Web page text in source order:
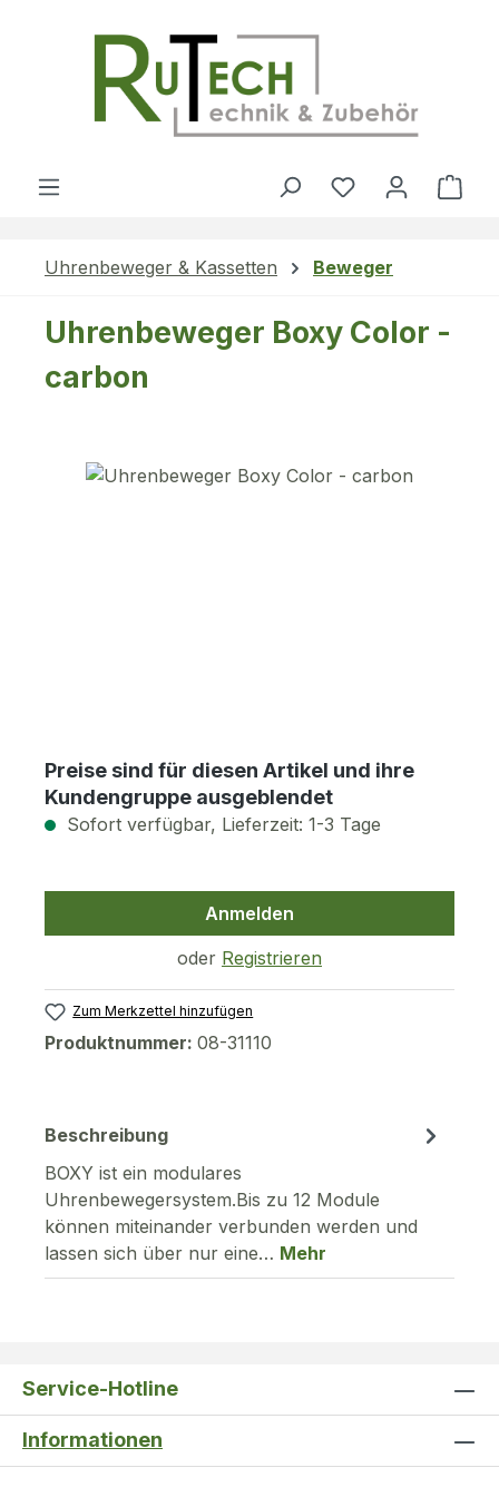
Du hast 0
Uhrenbeweger & Kassetten Beweger
Uhrenbeweger Boxy Color -
carbon
Bildergalerie überspringen
Preise sind für diesen Artikel und ihre
Kundengruppe ausgeblendet
Sofort verfügbar, Lieferzeit: 1-3 Tage
Anmelden
oder Registrieren
Zum Merkzettel hinzufügen
Produktnummer: 08-31110
Beschreibung
BOXY ist ein modulares
Uhrenbewegersystem.Bis zu 12 Module
können miteinander verbunden werden und
lassen sich über nur eine… Mehr
Service-Hotline
Informationen